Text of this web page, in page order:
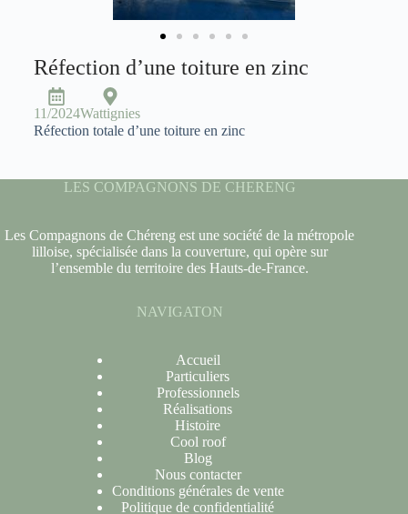
Réfection d’une toiture en zinc
11/2024Wattignies
Réfection totale d’une toiture en zinc
LES COMPAGNONS DE CHERENG
Les Compagnons de Chéreng est une société de la métropole
lilloise, spécialisée dans la couverture, qui opère sur
l’ensemble du territoire des Hauts-de-France.
NAVIGATON
Accueil
Particuliers
Professionnels
Réalisations
Histoire
Cool roof
Blog
Nous contacter
Conditions générales de vente
Politique de confidentialité